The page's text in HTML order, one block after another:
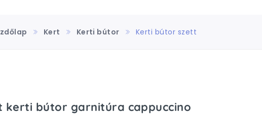
Kert Kerti bútor Kerti bútor szett
kerti bútor garnitúra cappuccino